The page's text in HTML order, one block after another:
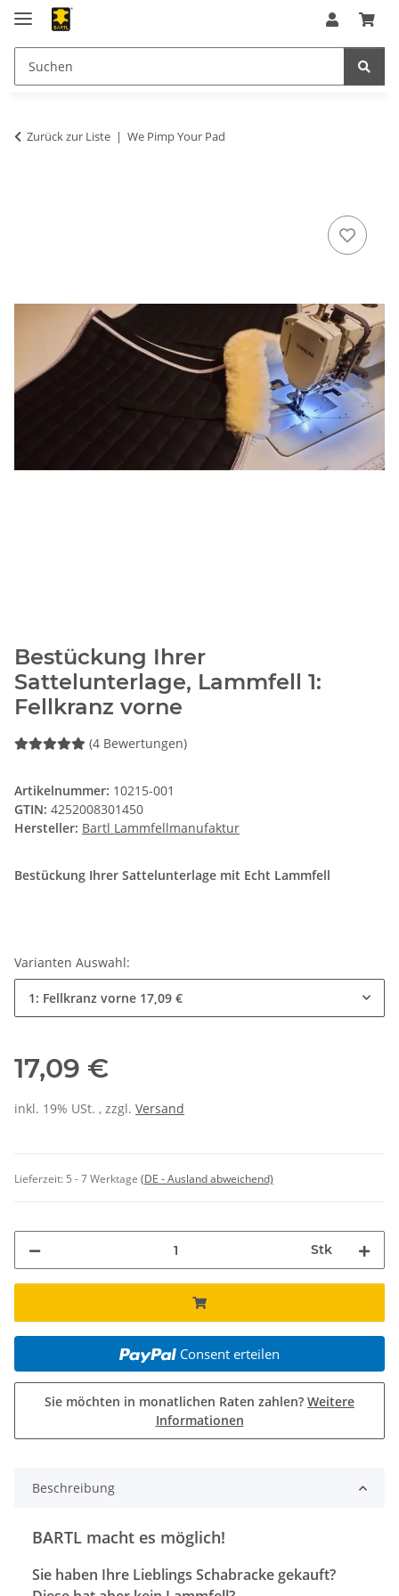
Zurück zur Liste We Pimp Your Pad
Bestückung Ihrer
Sattelunterlage, Lammfell 1:
Fellkranz vorne
(4 Bewertungen)
Artikelnummer: 10215-001
GTIN: 4252008301450
Hersteller: Bartl Lammfellmanufaktur
Bestückung Ihrer Sattelunterlage mit Echt Lammfell
Varianten Auswahl:
1: Fellkranz vorne 17,09 €
17,09 €
inkl. 19% USt. , zzgl. Versand
Lieferzeit: 5 - 7 Werktage (DE - Ausland abweichend)
Stk
Consent erteilen
Sie möchten in monatlichen Raten zahlen? Weitere
Informationen
Beschreibung
BARTL macht es möglich!
Sie haben Ihre Lieblings Schabracke gekauft?